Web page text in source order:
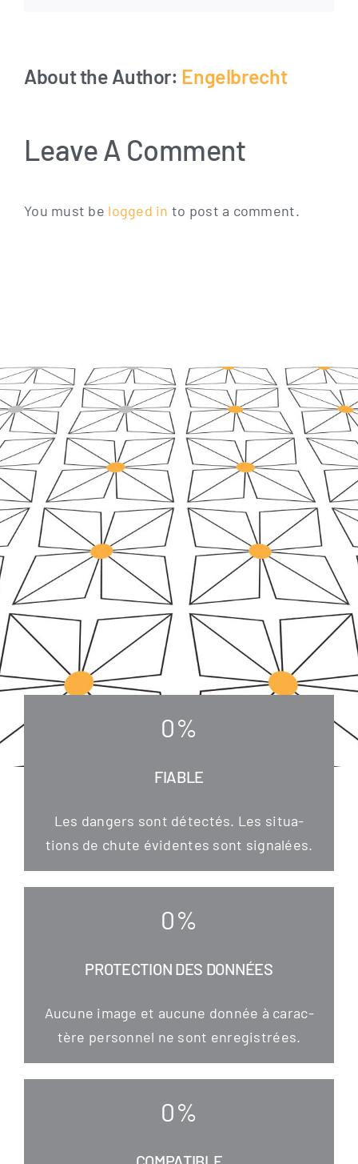
About the Author: Engelbrecht
Leave A Comment
You must be logged in to post a comment.
0%
FIABLE
Les dan­gers sont détec­tés. Les situa­
tions de chu­te évi­den­tes sont signalées.
0%
PROTECTION DES DONNÉES
Aucu­ne image et aucu­ne don­née à carac­
tère per­son­nel ne sont enregistrées.
0%